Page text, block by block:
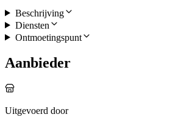
Beschrijving
Diensten
Ontmoetingspunt
Aanbieder
Uitgevoerd door